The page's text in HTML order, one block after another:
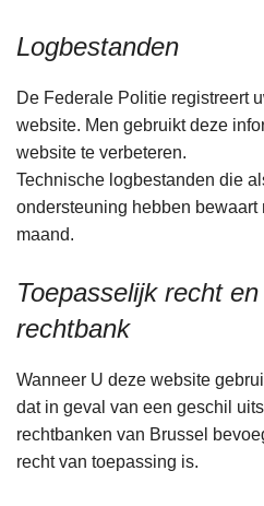
Logbestanden
De Federale Politie registreert
website. Men gebruikt deze
website te verbeteren.
Technische logbestanden die
ondersteuning hebben bewaart
maand.
Toepasselijk recht
rechtbank
Wanneer U deze website
dat in geval van een geschil
rechtbanken van Brussel
recht van toepassing is.